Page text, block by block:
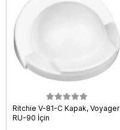
Ritchie V-81-C Kapak, Voyager
RU-90 İçin